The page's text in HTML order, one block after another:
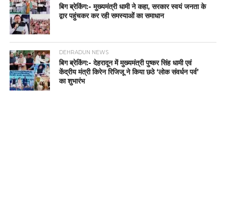
बिग ब्रेकिंग:- मुख्यमंत्री धामी ने कहा, सरकार स्वयं जनता के
द्वार पहुंचकर कर रही समस्याओं का समाधान
DEHRADUN NEWS
बिग ब्रेकिंग:- देहरादून में मुख्यमंत्री पुष्कर सिंह धामी एवं
केंद्रीय मंत्री किरेन रिजिजू ने किया छठे ‘लोक संवर्धन पर्व’
का शुभारंभ